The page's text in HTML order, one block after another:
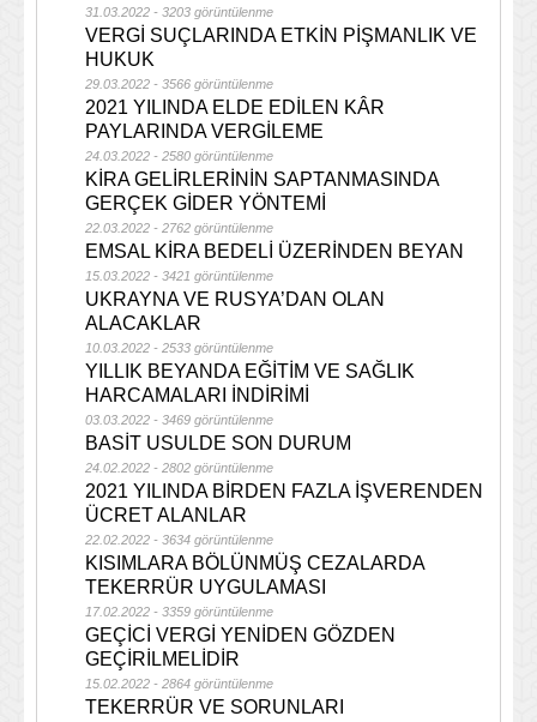
31.03.2022 - 3203 görüntülenme
VERGİ SUÇLARINDA ETKİN PİŞMANLIK VE
HUKUK
29.03.2022 - 3566 görüntülenme
2021 YILINDA ELDE EDİLEN KÂR
PAYLARINDA VERGİLEME
24.03.2022 - 2580 görüntülenme
KİRA GELİRLERİNİN SAPTANMASINDA
GERÇEK GİDER YÖNTEMİ
22.03.2022 - 2762 görüntülenme
EMSAL KİRA BEDELİ ÜZERİNDEN BEYAN
15.03.2022 - 3421 görüntülenme
UKRAYNA VE RUSYA’DAN OLAN
ALACAKLAR
10.03.2022 - 2533 görüntülenme
YILLIK BEYANDA EĞİTİM VE SAĞLIK
HARCAMALARI İNDİRİMİ
03.03.2022 - 3469 görüntülenme
BASİT USULDE SON DURUM
24.02.2022 - 2802 görüntülenme
2021 YILINDA BİRDEN FAZLA İŞVERENDEN
ÜCRET ALANLAR
22.02.2022 - 3634 görüntülenme
KISIMLARA BÖLÜNMÜŞ CEZALARDA
TEKERRÜR UYGULAMASI
17.02.2022 - 3359 görüntülenme
GEÇİCİ VERGİ YENİDEN GÖZDEN
GEÇİRİLMELİDİR
15.02.2022 - 2864 görüntülenme
TEKERRÜR VE SORUNLARI